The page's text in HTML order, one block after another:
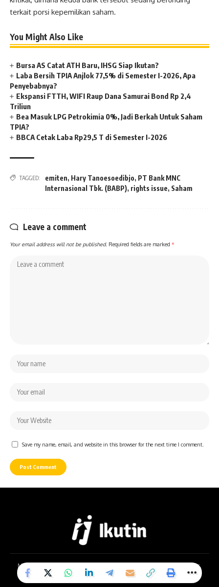
terkait porsi kepemilikan saham.
You Might Also Like
Bursa AS Catat ATH Baru, IHSG Siap Ikutan?
Laba Bersih TPIA Anjlok 77,5% di Semester I-2026, Apa
Penyebabnya?
Ekspansi FTTH, WIFI Raup Dana Samurai Bond Rp 2,4
Triliun
Bea Masuk LPG Petrokimia 0%, Jadi Berkah Untuk Saham
TPIA?
BBCA Cetak Laba Rp29,5 T di Semester I-2026
TAGGED: emiten, Hary Tanoesoedibjo, PT Bank MNC
Internasional Tbk. (BABP), rights issue, Saham
Leave a comment
Your email address will not be published. Required fields are marked *
Save my name, email, and website in this browser for the next time I comment.
Mentari Greenwich B7-8, Jl. Letda Sujono No.64, Bandar Selamat, Kec.
Medan Tembung, Kota Medan, Sumatera Utara 20223